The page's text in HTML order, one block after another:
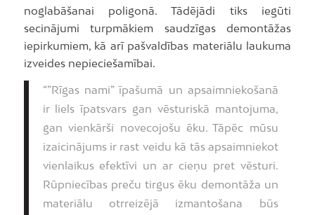
noglabāšanai poligonā. Tādējādi tiks iegūti
secinājumi turpmākiem saudzīgas demontāžas
iepirkumiem, kā arī pašvaldības materiālu laukuma
izveides nepieciešamībai.
“”Rīgas nami” īpašumā un apsaimniekošanā
ir liels īpatsvars gan vēsturiskā mantojuma,
gan vienkārši novecojošu ēku. Tāpēc mūsu
izaicinājums ir rast veidu kā tās apsaimniekot
vienlaikus efektīvi un ar cieņu pret vēsturi.
Rūpniecības preču tirgus ēku demontāža un
materiālu otrreizējā izmantošana būs